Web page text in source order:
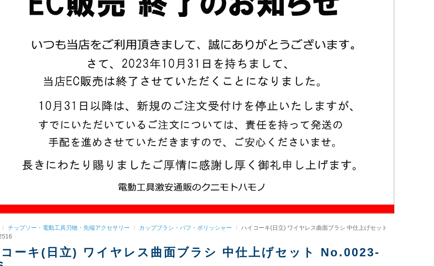
チップソー・電動工具刃物・先端アクセサリー カップブラシ・バフ・ポリッシャー
ハイコーキ(日立) ワイヤレス曲面ブラシ 中仕上げセット
ーキ(日立) ワイヤレス曲面ブラシ 中仕上げセット No.0023-